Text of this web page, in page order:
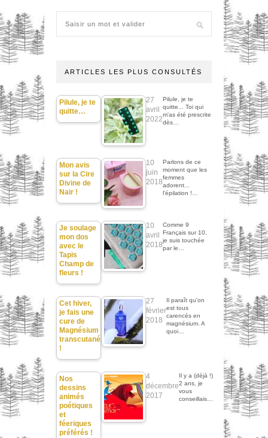
ARTICLES LES PLUS CONSULTÉS
Pilule, je te
quitte…
27
avril
2022
Pilule, je te
quitte... Toi qui
m'as été prescrite
dès…
Mon avis
sur la Cire
Divine de
Nair !
10
juin
2018
Parlons de ce
moment que les
femmes
adorent...
l'épilation !…
Je soulage
mon dos
avec le
Tapis
Champ de
fleurs !
10
avril
2018
Comme 9
Français sur 10,
je suis touchée
par le…
Cet hiver,
je fais une
cure de
Magnésium
transcutané
!
27
février
2018
Il paraît qu'on
est tous
carencés en
magnésium. A
quoi…
Nos
dessins
animés
poétiques
et
féeriques
préférés !
4
décembre
2017
Il y a (déjà !)
2 ans, je
vous
conseillais…